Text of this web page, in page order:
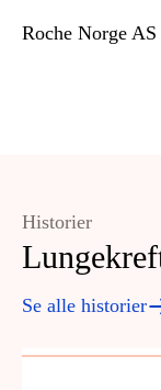
Roche Norge
Historier
Se alle historier